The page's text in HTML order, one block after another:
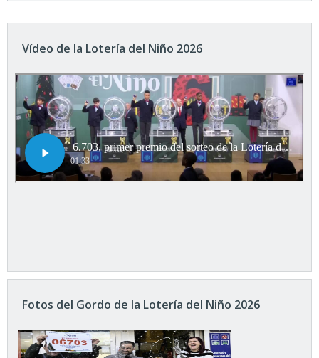
Vídeo de la Lotería del Niño 2026
Fotos del Gordo de la Lotería del Niño 2026